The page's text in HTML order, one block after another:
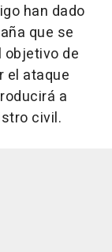
han dado
que se
objetivo de
el ataque
a
civil.